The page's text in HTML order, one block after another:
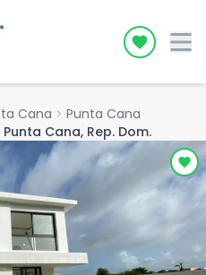
Icon
Cana chevron_right Punta Cana
Cana, Rep. Dom.